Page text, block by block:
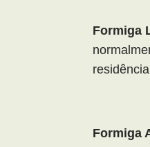
Formiga
Formiga